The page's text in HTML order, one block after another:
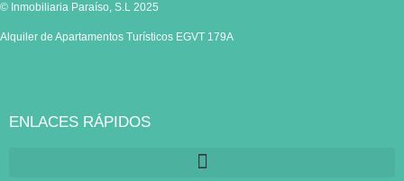
© Inmobiliaria Paraíso, S.L 2025
Alquiler de Apartamentos Turísticos EGVT 179A
ENLACES RÁPIDOS